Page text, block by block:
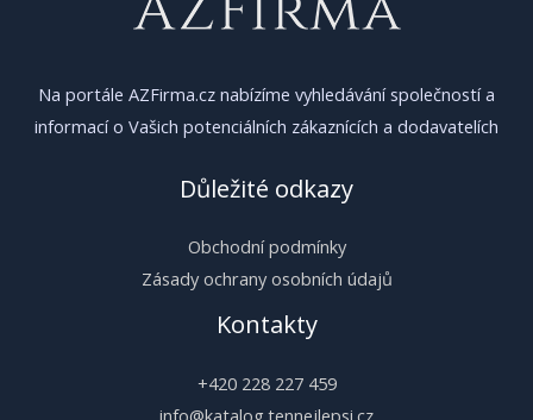
Na portále AZFirma.cz nabízíme vyhledávání společností a
informací o Vašich potenciálních zákaznících a dodavatelích
Důležité odkazy
Obchodní podmínky
Zásady ochrany osobních údajů
Kontakty
+420 228 227 459
info@katalog.tennejlepsi.cz